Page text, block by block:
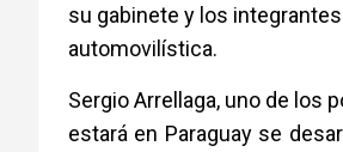
su gabinete y los
automovilística.
Sergio Arrellaga, uno de los
estará en Paraguay se